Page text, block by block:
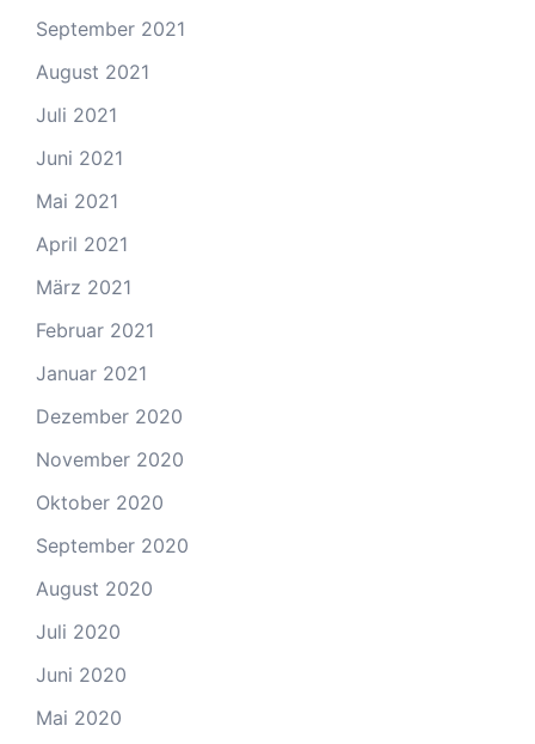
September 2021
August 2021
Juli 2021
Juni 2021
Mai 2021
April 2021
März 2021
Februar 2021
Januar 2021
Dezember 2020
November 2020
Oktober 2020
September 2020
August 2020
Juli 2020
Juni 2020
Mai 2020